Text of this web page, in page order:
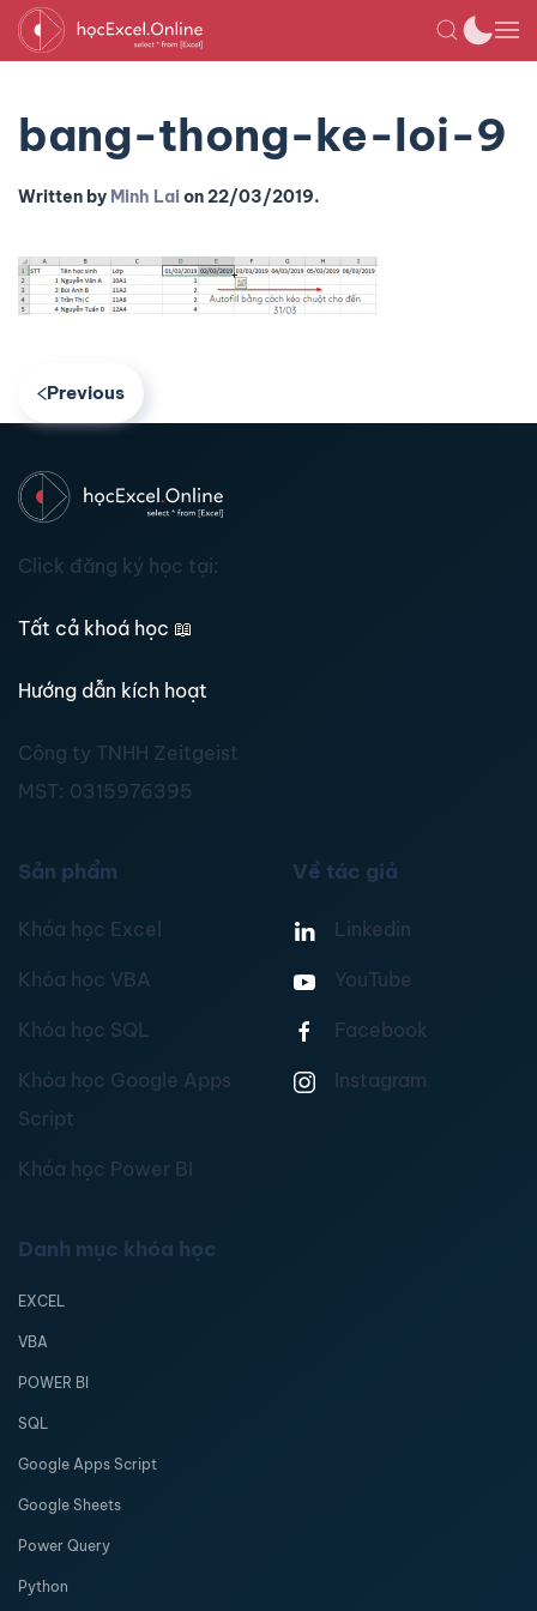
bang-thong-ke-loi-9
Written by Minh Laion22/03/2019.
Previous
Click đăng ký học tại:
Tất cả khoá học 📖
Hướng dẫn kích hoạt
Công ty TNHH Zeitgeist
MST: 0315976395
Sản phẩm
Khóa học Excel
Khóa học VBA
Khóa học SQL
Khóa học Google Apps
Script
Khóa học Power BI
Về tác giả
Linkedin
YouTube
Facebook
Instagram
Danh mục khóa học
EXCEL
VBA
POWER BI
SQL
Google Apps Script
Google Sheets
Power Query
Python